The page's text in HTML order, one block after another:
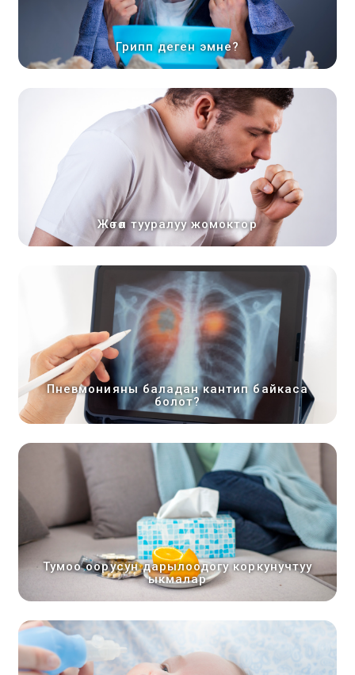
Грипп деген эмне?
Жөтөл тууралуу жомоктор
Пневмонияны баладан кантип байкаса
болот?
Тумоо оорусун дарылоодогу коркунучтуу
ыкмалар